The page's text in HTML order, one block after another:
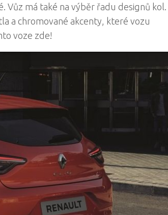
Vůz má také na výběr řadu designů kol.
a chromované akcenty, které vozu
voze zde!